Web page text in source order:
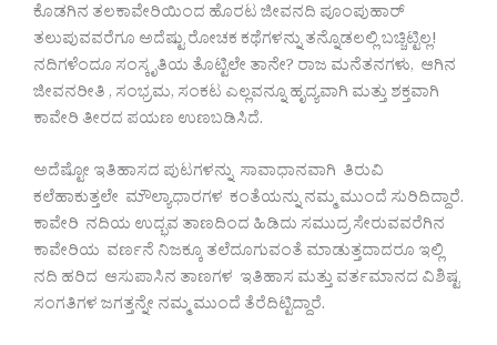
ಕೊಡಗಿನ ತಲಕಾವೇರಿಯಿಂದ ಹೊರಟ ಜೀವನದಿ ಪೂಂಪುಹಾರ್
ತಲುಪುವವರೆಗೂ ಅದೆಷ್ಟು ರೋಚಕ ಕಥೆಗಳನ್ನು ತನ್ನೊಡಲಲ್ಲಿ ಬಚ್ಚಿಟ್ಟಿಲ್ಲ!
ನದಿಗಳೆಂದೂ ಸಂಸ್ಕೃತಿಯ ತೊಟ್ಟಿಲೇ ತಾನೇ? ರಾಜ ಮನೆತನಗಳು, ಆಗಿನ
ಜೀವನರೀತಿ , ಸಂಭ್ರಮ, ಸಂಕಟ ಎಲ್ಲವನ್ನೂ ಹೃದ್ಯವಾಗಿ ಮತ್ತು ಶಕ್ತವಾಗಿ
ಕಾವೇರಿ ತೀರದ ಪಯಣ ಉಣಬಡಿಸಿದೆ.
ಅದೆಷ್ಟೋ ಇತಿಹಾಸದ ಪುಟಗಳನ್ನು ಸಾವಾಧಾನವಾಗಿ ತಿರುವಿ
ಕಲೆಹಾಕುತ್ತಲೇ ಮೌಲ್ಯಾಧಾರಗಳ ಕಂತೆಯನ್ನು ನಮ್ಮ ಮುಂದೆ ಸುರಿದಿದ್ದಾರೆ.
ಕಾವೇರಿ ನದಿಯ ಉದ್ಭವ ತಾಣದಿಂದ ಹಿಡಿದು ಸಮುದ್ರ ಸೇರುವವರೆಗಿನ
ಕಾವೇರಿಯ ವರ್ಣನೆ ನಿಜಕ್ಕೂ ತಲೆದೂಗುವಂತೆ ಮಾಡುತ್ತದಾದರೂ ಇಲ್ಲಿ
ನದಿ ಹರಿದ ಆಸುಪಾಸಿನ ತಾಣಗಳ ಇತಿಹಾಸ ಮತ್ತು ವರ್ತಮಾನದ ವಿಶಿಷ್ಟ
ಸಂಗತಿಗಳ ಜಗತ್ತನ್ನೇ ನಮ್ಮ ಮುಂದೆ ತೆರೆದಿಟ್ಟಿದ್ದಾರೆ.